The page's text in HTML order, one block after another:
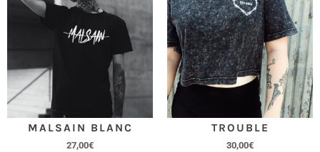
MALSAIN BLANC
27,00€
TROUBLE
30,00€